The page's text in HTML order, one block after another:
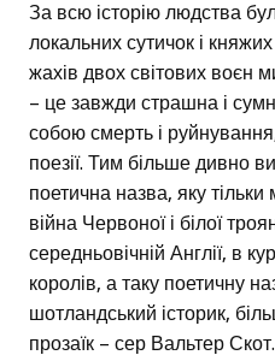
За всю історію людства
локальних сутичок і
жахів двох світових воєн
– це завжди страшна і
собою смерть і
поезії. Тим більше дивно
поетична назва, яку
війна Червоної і білої
середньовічній Англії, в
королів, а таку поетичну
шотландський історик,
прозаїк – сер Вальтер